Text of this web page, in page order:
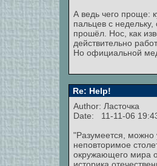
А ведь чего проще:
пальцев с
прошёл. Нос, как
действительно
Но официальной
Re: Help!
Author: Ласточка
Date: 11-11-06
"Разумеется, можно
неповторимое
окружающего мира